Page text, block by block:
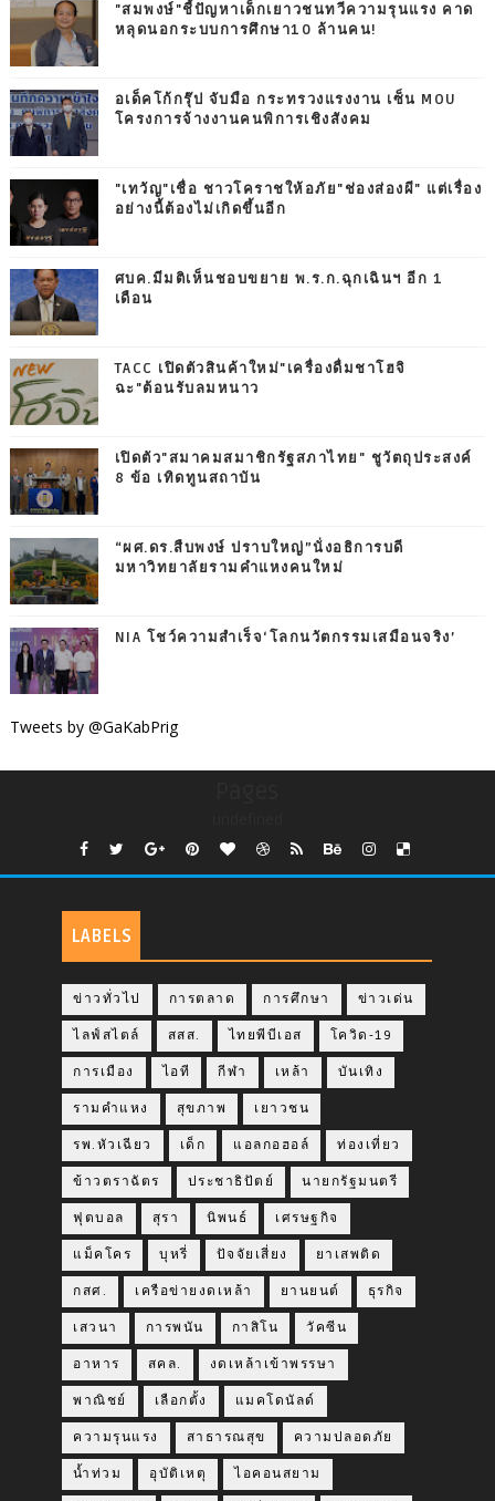
"สมพงษ์"ชี้ปัญหาเด็กเยาวชนทวีความรุนแรง คาด
หลุดนอกระบบการศึกษา10 ล้านคน!
อเด็คโก้กรุ๊ป จับมือ กระทรวงแรงงาน เซ็น MOU
โครงการจ้างงานคนพิการเชิงสังคม
"เทวัญ"เชื่อ ชาวโคราชให้อภัย"ช่องส่องผี" แต่เรื่อง
อย่างนี้ต้องไม่เกิดขึ้นอีก
ศบค.มีมติเห็นชอบขยาย พ.ร.ก.ฉุกเฉินฯ อีก 1
เดือน
TACC เปิดตัวสินค้าใหม่"เครื่องดื่มชาโฮจิ
ฉะ"ต้อนรับลมหนาว
เปิดตัว"สมาคมสมาชิกรัฐสภาไทย" ชูวัตถุประสงค์
8 ข้อ เทิดทูนสถาบัน
“ผศ.ดร.สืบพงษ์ ปราบใหญ่”นั่งอธิการบดี
มหาวิทยาลัยรามคำแหงคนใหม่
NIA โชว์ความสำเร็จ‘โลกนวัตกรรมเสมือนจริง’
Tweets by @GaKabPrig
LABELS
ข่าวทั่วไป การตลาด การศึกษา ข่าวเด่น
ไลฟ์สไตล์ สสส. ไทยพีบีเอส โควิด-19
การเมือง ไอที กีฬา เหล้า บันเทิง
รามคำแหง สุขภาพ เยาวชน
รพ.หัวเฉียว เด็ก แอลกอฮอล์ ท่องเที่ยว
ข้าวตราฉัตร ประชาธิปัตย์ นายกรัฐมนตรี
ฟุตบอล สุรา นิพนธ์ เศรษฐกิจ
แม็คโคร บุหรี่ ปัจจัยเสี่ยง ยาเสพติด
กสศ. เครือข่ายงดเหล้า ยานยนต์ ธุรกิจ
เสวนา การพนัน กาสิโน วัคซีน
อาหาร สคล. งดเหล้าเข้าพรรษา
พาณิชย์ เลือกตั้ง แมคโดนัลด์
ความรุนแรง สาธารณสุข ความปลอดภัย
น้ำท่วม อุบัติเหตุ ไอคอนสยาม